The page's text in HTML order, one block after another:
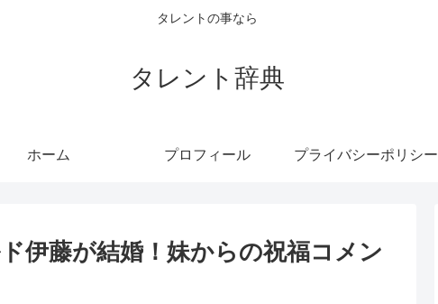
タレントの事なら
タレント辞典
ホーム プロフィール プライバシーポリシー
伊藤が結婚！妹からの祝福コメン